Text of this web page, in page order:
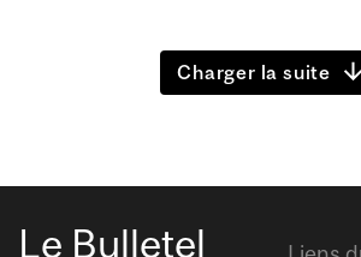
Charger la suite
Le Bulletel